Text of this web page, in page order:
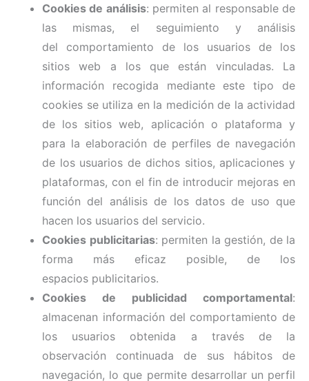
Cookies de análisis: permiten al responsable de
las mismas, el seguimiento y análisis
del comportamiento de los usuarios de los
sitios web a los que están vinculadas. La
información recogida mediante este tipo de
cookies se utiliza en la medición de la actividad
de los sitios web, aplicación o plataforma y
para la elaboración de perfiles de navegación
de los usuarios de dichos sitios, aplicaciones y
plataformas, con el fin de introducir mejoras en
función del análisis de los datos de uso que
hacen los usuarios del servicio.
Cookies publicitarias: permiten la gestión, de la
forma más eficaz posible, de los
espacios publicitarios.
Cookies de publicidad comportamental:
almacenan información del comportamiento de
los usuarios obtenida a través de la
observación continuada de sus hábitos de
navegación, lo que permite desarrollar un perfil